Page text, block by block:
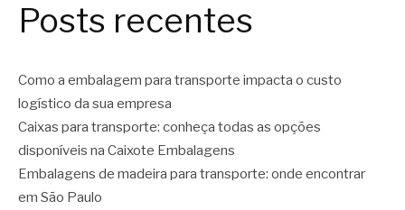
Posts recentes
Como a embalagem para transporte impacta o custo
logístico da sua empresa
Caixas para transporte: conheça todas as opções
disponíveis na Caixote Embalagens
Embalagens de madeira para transporte: onde encontrar
em São Paulo